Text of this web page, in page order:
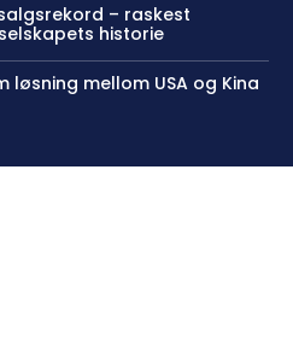
– raskest
historie
løsning mellom USA og Kina